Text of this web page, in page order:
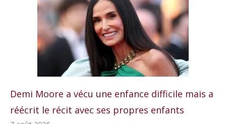
Demi Moore a vécu une enfance difficile mais a
réécrit le récit avec ses propres enfants